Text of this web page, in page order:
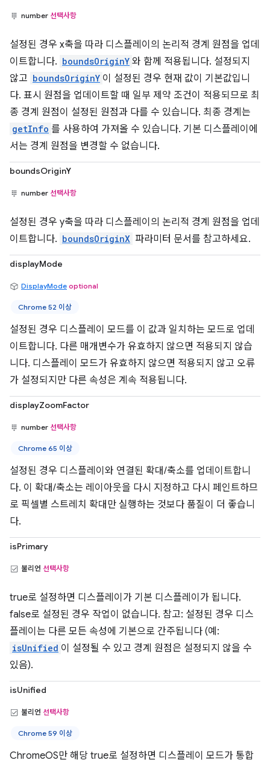
number 선택사항
설정된 경우 x축을 따라 디스플레이의 논리적 경계 원점을 업데
이트합니다. boundsOriginY 와 함께 적용됩니다. 설정되지
않고 boundsOriginY 이 설정된 경우 현재 값이 기본값입니
다. 표시 원점을 업데이트할 때 일부 제약 조건이 적용되므로 최
종 경계 원점이 설정된 원점과 다를 수 있습니다. 최종 경계는
getInfo 를 사용하여 가져올 수 있습니다. 기본 디스플레이에
서는 경계 원점을 변경할 수 없습니다.
boundsOriginY
number 선택사항
설정된 경우 y축을 따라 디스플레이의 논리적 경계 원점을 업데
이트합니다. boundsOriginX 파라미터 문서를 참고하세요.
displayMode
DisplayMode optional
Chrome 52 이상
설정된 경우 디스플레이 모드를 이 값과 일치하는 모드로 업데
이트합니다. 다른 매개변수가 유효하지 않으면 적용되지 않습
니다. 디스플레이 모드가 유효하지 않으면 적용되지 않고 오류
가 설정되지만 다른 속성은 계속 적용됩니다.
displayZoomFactor
number 선택사항
Chrome 65 이상
설정된 경우 디스플레이와 연결된 확대/축소를 업데이트합니
다. 이 확대/축소는 레이아웃을 다시 지정하고 다시 페인트하므
로 픽셀별 스트레치 확대만 실행하는 것보다 품질이 더 좋습니
다.
isPrimary
불리언 선택사항
true로 설정하면 디스플레이가 기본 디스플레이가 됩니다.
false로 설정된 경우 작업이 없습니다. 참고: 설정된 경우 디스
플레이는 다른 모든 속성에 기본으로 간주됩니다 (예:
isUnified 이 설정될 수 있고 경계 원점은 설정되지 않을 수
있음).
isUnified
불리언 선택사항
Chrome 59 이상
ChromeOS만 해당 true로 설정하면 디스플레이 모드가 통합